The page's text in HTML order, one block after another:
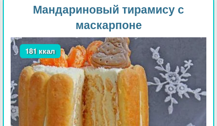
Мандариновый тирамису с
маскарпоне
181 ккал